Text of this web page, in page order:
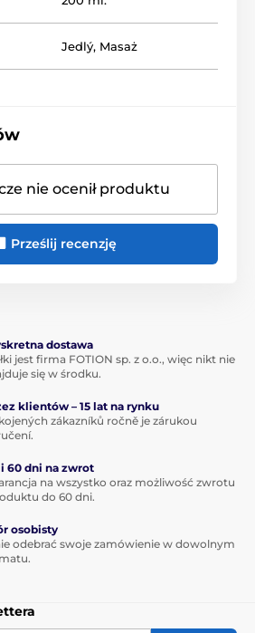
Jedlý, Masaż
nie ocenił produktu
Prześlij recenzję
dostawa
jest firma FOTION sp. z o.o., więc nikt nie
się w środku.
klientów – 15 lat na rynku
zákazníků ročně je zárukou
60 dni na zwrot
na wszystko oraz możliwość zwrotu
do 60 dni.
osobisty
odebrać swoje zamówienie w dowolnym